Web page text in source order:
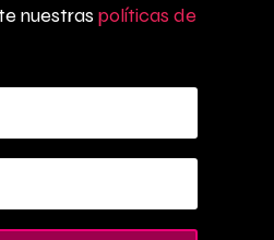
nuestras políticas de